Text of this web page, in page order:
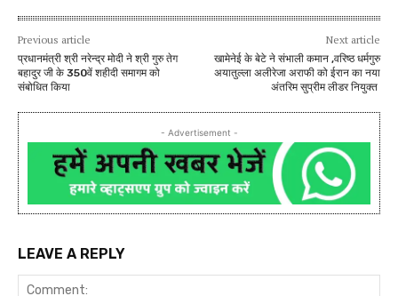
Previous article
प्रधानमंत्री श्री नरेन्द्र मोदी ने श्री गुरु तेग
बहादुर जी के 350वें शहीदी समागम को
संबोधित किया
Next article
खामेनेई के बेटे ने संभाली कमान ,वरिष्ठ धर्मगुरु
अयातुल्ला अलीरेजा अराफी को ईरान का नया
अंतरिम सुप्रीम लीडर नियुक्त
- Advertisement -
LEAVE A REPLY